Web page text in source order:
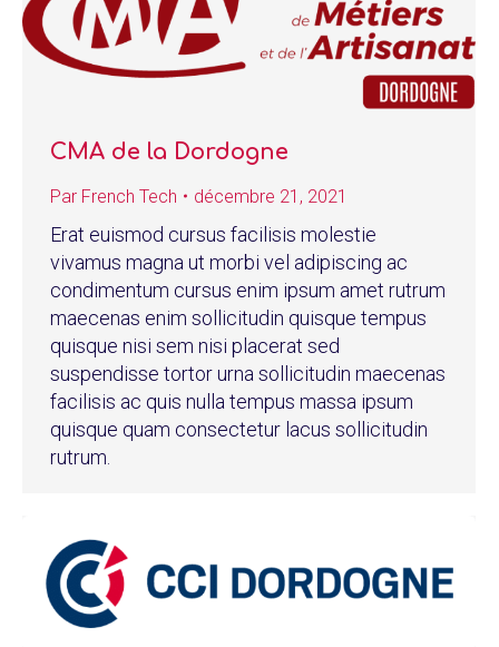
CMA de la Dordogne
Par French Tech décembre 21, 2021
Erat euismod cursus facilisis molestie
vivamus magna ut morbi vel adipiscing ac
condimentum cursus enim ipsum amet rutrum
maecenas enim sollicitudin quisque tempus
quisque nisi sem nisi placerat sed
suspendisse tortor urna sollicitudin maecenas
facilisis ac quis nulla tempus massa ipsum
quisque quam consectetur lacus sollicitudin
rutrum.